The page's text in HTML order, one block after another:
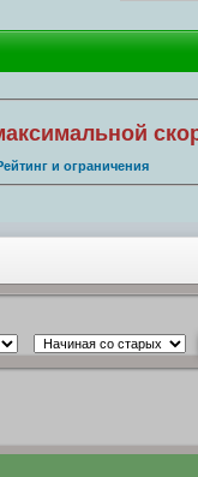
и ограничения